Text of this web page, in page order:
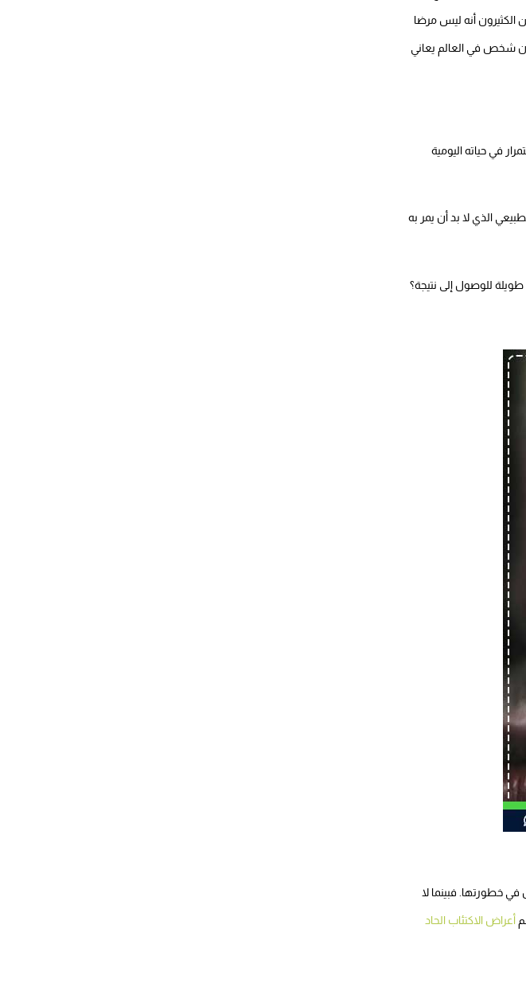
الكثيرون أنه ليس مرضا
منظمة الصحة العالمية التي تقول أن أكثر من 250 مليون شخص في العالم يعاني
في حياته اليومية
الذي لا بد أن يمر به
للوصول إلى نتيجة؟
في خطورتها. فبينما لا
أعراض الاكتئاب الحاد